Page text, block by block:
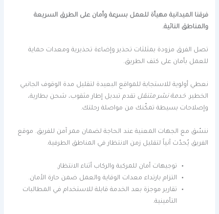
فرقنا الميدانية مهيأة للعمل بسرعة وأمان على الطرق السريعة
والمناطق النائية.
تصل الفرق مزودة بمثلثات تحذير وإضاءة تحذيرية ومعدات حماية
للعمل بأمان على كتف الطريق.
نعطي أولوية للاستجابة للمواقع البعيدة لتقليل مدة الوقوف الجانبي
الخطير.خدمة نشر متنقل تقدم تبديل إطار مثقوب، شحن بطارية،
وإصلاحات بسيطة تمكّنك من مواصلة رحلتك.
ننسّق مع الجهات المعنية عند الحاجة لضمان ممر آمن للفريق. موقع
الفريق يُحدّث آنياً لتقليل زمن الانتظار في المناطق الطرفية.
توجيهات أمان للمركبة والركاب أثناء الانتظار.
التزام بارتداء معدات الوقاية والعمل ضمن حارة الأمان.
تقارير موجزة بعد الخدمة قابلة للاستخدام في المطالبات
التأمينية.